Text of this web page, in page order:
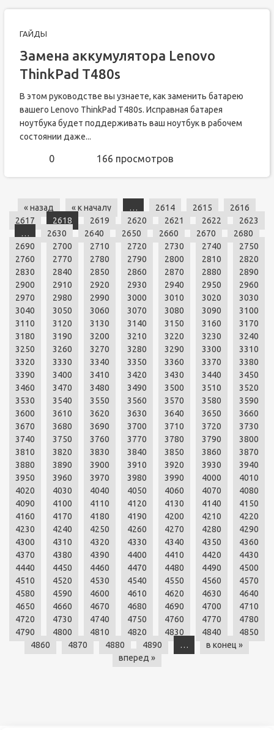
ГАЙДЫ
Замена аккумулятора Lenovo
ThinkPad T480s
В этом руководстве вы узнаете, как заменить батарею
вашего Lenovo ThinkPad T480s. Исправная батарея
ноутбука будет поддерживать ваш ноутбук в рабочем
состоянии даже...
0 166 просмотров
« назад « к началу … 2614 2615
2616
2617
2618 2619 2620 2621 2622
2623
…
2630 2640 2650 2660 2670
2680
2690
2700 2710 2720 2730 2740
2750
2760
2770 2780 2790 2800 2810
2820
2830
2840 2850 2860 2870 2880
2890
2900
2910 2920 2930 2940 2950
2960
2970
2980 2990 3000 3010 3020
3030
3040
3050 3060 3070 3080 3090
3100
3110
3120 3130 3140 3150 3160
3170
3180
3190 3200 3210 3220 3230
3240
3250
3260 3270 3280 3290 3300
3310
3320
3330 3340 3350 3360 3370
3380
3390
3400 3410 3420 3430 3440
3450
3460
3470 3480 3490 3500 3510
3520
3530
3540 3550 3560 3570 3580
3590
3600
3610 3620 3630 3640 3650
3660
3670
3680 3690 3700 3710 3720
3730
3740
3750 3760 3770 3780 3790
3800
3810
3820 3830 3840 3850 3860
3870
3880
3890 3900 3910 3920 3930
3940
3950
3960 3970 3980 3990 4000
4010
4020
4030 4040 4050 4060 4070
4080
4090
4100 4110 4120 4130 4140
4150
4160
4170 4180 4190 4200 4210
4220
4230
4240 4250 4260 4270 4280
4290
4300
4310 4320 4330 4340 4350
4360
4370
4380 4390 4400 4410 4420
4430
4440
4450 4460 4470 4480 4490
4500
4510
4520 4530 4540 4550 4560
4570
4580
4590 4600 4610 4620 4630
4640
4650
4660 4670 4680 4690 4700
4710
4720
4730 4740 4750 4760 4770
4780
4790
4800 4810 4820 4830 4840
4850
4860
4870 4880 4890 …
в конец »
вперед »